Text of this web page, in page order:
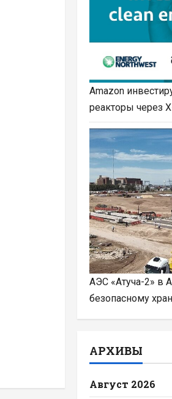
Amazon
реакторы через
АЭС «Атуча-2» в
безопасному
АРХИВЫ
Август 2026